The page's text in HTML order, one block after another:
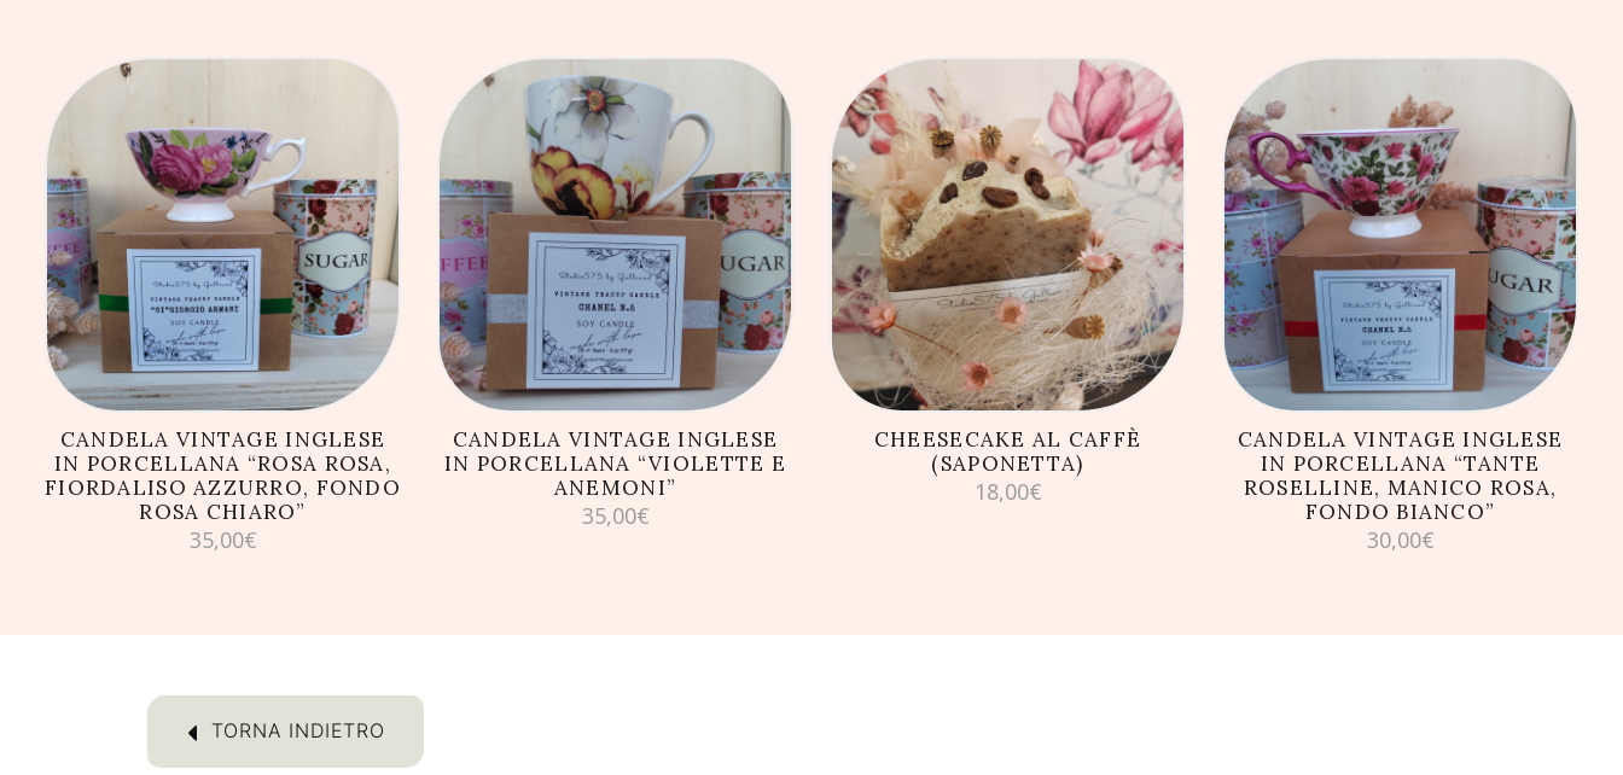
AGGIUNGI AL CARRELLO
CANDELA VINTAGE INGLESE
IN PORCELLANA “ROSA ROSA,
FIORDALISO AZZURRO, FONDO
ROSA CHIARO”
35,00€
AGGIUNGI AL CARRELLO
CANDELA VINTAGE INGLESE
IN PORCELLANA “VIOLETTE E
ANEMONI”
35,00€
AGGIUNGI AL CARRELLO
CHEESECAKE AL CAFFÈ
(SAPONETTA)
18,00€
AGGIUNGI AL CARRELLO
CANDELA VINTAGE INGLESE
IN PORCELLANA “TANTE
ROSELLINE, MANICO ROSA,
FONDO BIANCO”
30,00€
TORNA INDIETRO